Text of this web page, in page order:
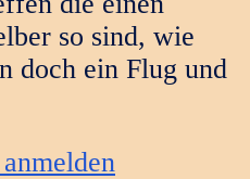
so sind, wie
doch ein Flug und